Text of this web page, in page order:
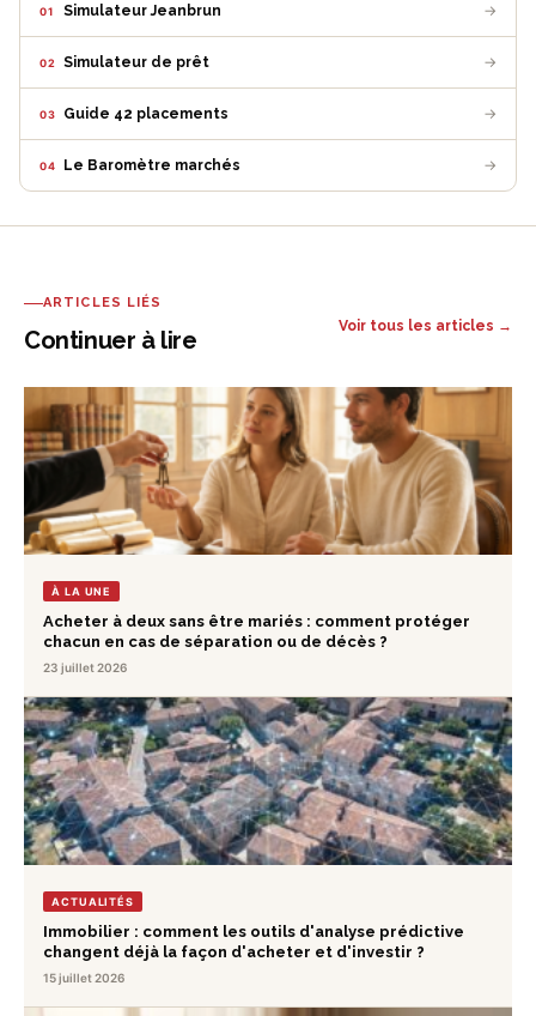
01 Simulateur Jeanbrun →
02 Simulateur de prêt →
03 Guide 42 placements →
04 Le Baromètre marchés →
ARTICLES LIÉS
Continuer à lire Voir tous les articles →
À LA UNE
Acheter à deux sans être mariés : comment protéger
chacun en cas de séparation ou de décès ?
23 juillet 2026
ACTUALITÉS
Immobilier : comment les outils d'analyse prédictive
changent déjà la façon d'acheter et d'investir ?
15 juillet 2026